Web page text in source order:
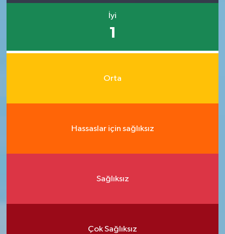
İyi
1
Orta
Hassaslar için sağlıksız
Sağlıksız
Çok Sağlıksız